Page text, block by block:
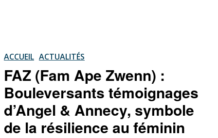
ACCUEIL ACTUALITÉS
FAZ (Fam Ape Zwenn) :
Bouleversants témoignages
d’Angel & Annecy, symbole
de la résilience au féminin